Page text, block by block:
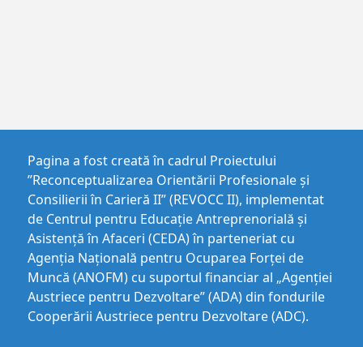
Pagina a fost creată în cadrul Proiectului
”Reconceptualizarea Orientării Profesionale și
Consilierii în Carieră II” (REVOCC II), implementat
de Centrul pentru Educaţie Antreprenorială şi
Asistenţă în Afaceri (CEDA) în parteneriat cu
Agenția Națională pentru Ocuparea Forței de
Muncă (ANOFM) cu suportul financiar al „Agenției
Austriece pentru Dezvoltare” (ADA) din fondurile
Cooperării Austriece pentru Dezvoltare (ADC).